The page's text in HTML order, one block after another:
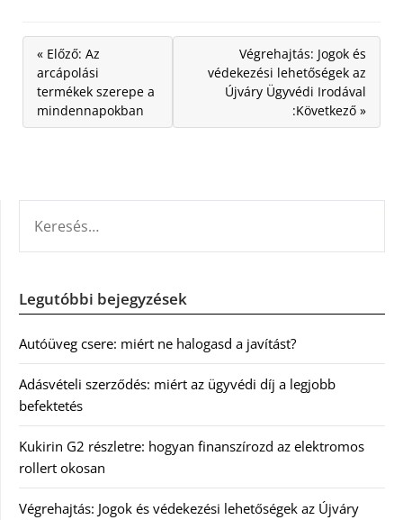
« Előző: Az
arcápolási
termékek szerepe a
mindennapokban
Végrehajtás: Jogok és
védekezési lehetőségek az
Újváry Ügyvédi Irodával
:Következő »
Legutóbbi bejegyzések
Autóüveg csere: miért ne halogasd a javítást?
Adásvételi szerződés: miért az ügyvédi díj a legjobb
befektetés
Kukirin G2 részletre: hogyan finanszírozd az elektromos
rollert okosan
Végrehajtás: Jogok és védekezési lehetőségek az Újváry